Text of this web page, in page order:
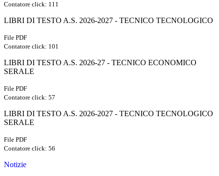
Contatore click: 111
LIBRI DI TESTO A.S. 2026-2027 - TECNICO TECNOLOGICO
File PDF
Contatore click: 101
LIBRI DI TESTO A.S. 2026-27 - TECNICO ECONOMICO
SERALE
File PDF
Contatore click: 57
LIBRI DI TESTO A.S. 2026-2027 - TECNICO TECNOLOGICO
SERALE
File PDF
Contatore click: 56
Notizie